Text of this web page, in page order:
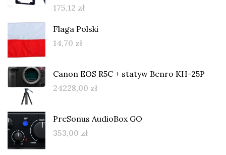
175,12 zł
Flaga Polski
14,70 zł
Canon EOS R5C + statyw Benro KH-25P
24228,00 zł
PreSonus AudioBox GO
353,00 zł